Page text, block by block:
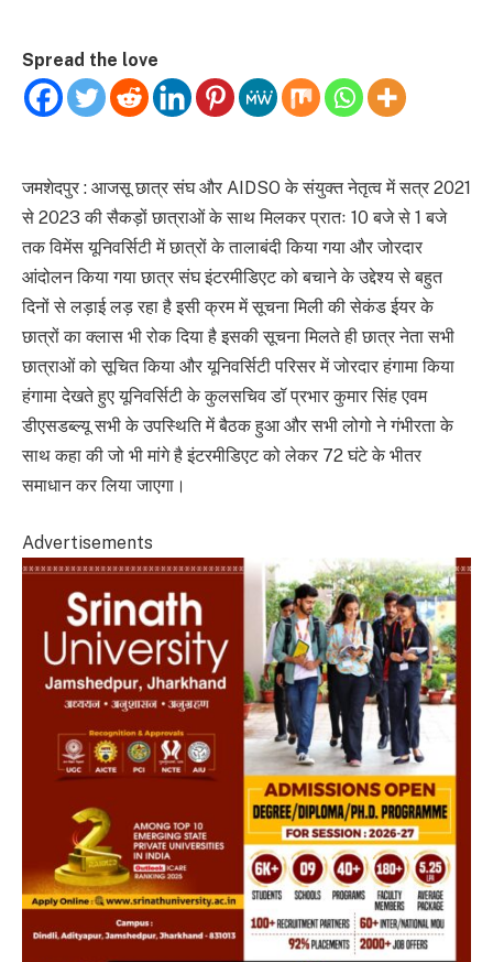
Spread the love
जमशेदपुर : आजसू छात्र संघ और AIDSO के संयुक्त नेतृत्व में सत्र 2021
से 2023 की सैकड़ों छात्राओं के साथ मिलकर प्रातः 10 बजे से 1 बजे
तक विमेंस यूनिवर्सिटी में छात्रों के तालाबंदी किया गया और जोरदार
आंदोलन किया गया छात्र संघ इंटरमीडिएट को बचाने के उद्देश्य से बहुत
दिनों से लड़ाई लड़ रहा है इसी क्रम में सूचना मिली की सेकंड ईयर के
छात्रों का क्लास भी रोक दिया है इसकी सूचना मिलते ही छात्र नेता सभी
छात्राओं को सूचित किया और यूनिवर्सिटी परिसर में जोरदार हंगामा किया
हंगामा देखते हुए यूनिवर्सिटी के कुलसचिव डॉ प्रभार कुमार सिंह एवम
डीएसडब्ल्यू सभी के उपस्थिति में बैठक हुआ और सभी लोगो ने गंभीरता के
साथ कहा की जो भी मांगे है इंटरमीडिएट को लेकर 72 घंटे के भीतर
समाधान कर लिया जाएगा।
Advertisements